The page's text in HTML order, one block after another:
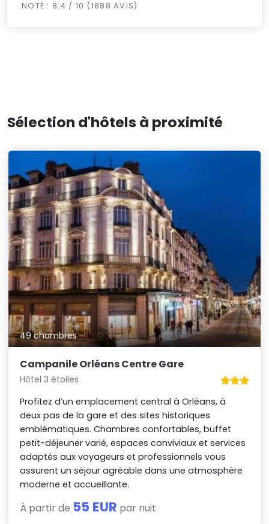
NOTÉ : 8.4 / 10 (1888 AVIS)
Sélection d'hôtels à proximité
49 chambres
Campanile Orléans Centre Gare
Hôtel 3 étoiles
Profitez d’un emplacement central à Orléans, à
deux pas de la gare et des sites historiques
emblématiques. Chambres confortables, buffet
petit-déjeuner varié, espaces conviviaux et services
adaptés aux voyageurs et professionnels vous
assurent un séjour agréable dans une atmosphère
moderne et accueillante.
À partir de 55 EUR par nuit